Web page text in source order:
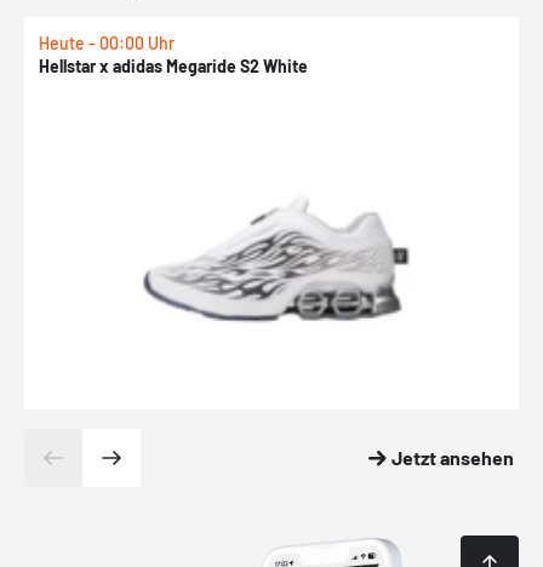
Heute - 00:00 Uhr
Hellstar x adidas Megaride S2 White
Jetzt ansehen